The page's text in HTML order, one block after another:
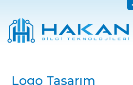
Logo Tasarım